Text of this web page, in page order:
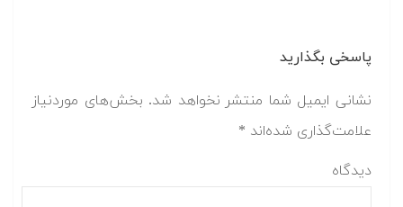
پاسخی بگذارید
نشانی ایمیل شما منتشر نخواهد شد. بخش‌های موردنیاز
علامت‌گذاری شده‌اند *
دیدگاه